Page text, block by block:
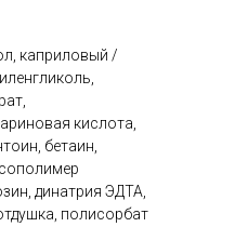
каприловый /
кислота,
бетаин,
динатрия ЭДТА,
полисорбат